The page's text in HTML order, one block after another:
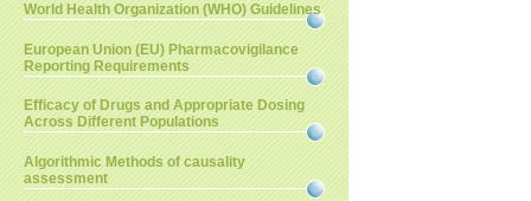
World Health Organization (WHO) Guidelines
European Union (EU) Pharmacovigilance
Reporting Requirements
Efficacy of Drugs and Appropriate Dosing
Across Different Populations
Algorithmic Methods of causality
assessment